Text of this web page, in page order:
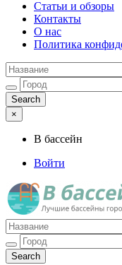
Статьи и обзоры
Контакты
О нас
Политика
×
В бассейн
Войти
Лучшие бассейны